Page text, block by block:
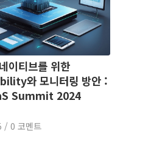
이티브를 위한
와 모니터링 방안 :
Summit 2024
/ 0 코멘트